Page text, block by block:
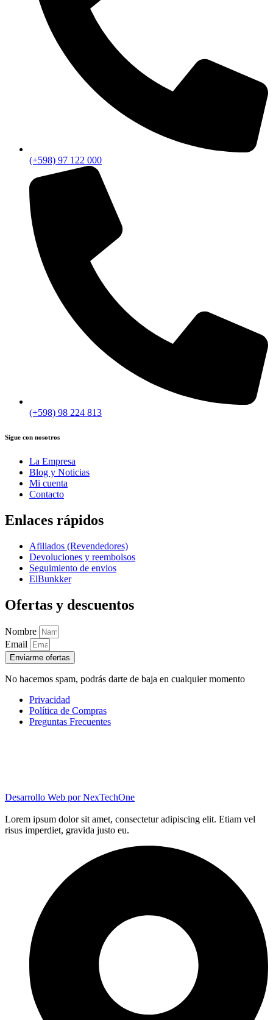
(+598) 97 122 000
(+598) 98 224 813
Sigue con nosotros
La Empresa
Blog y Noticias
Mi cuenta
Contacto
Enlaces rápidos
Afiliados (Revendedores)
Devoluciones y reembolsos
Seguimiento de envios
ElBunkker
Ofertas y descuentos
Nombre
Email
Enviarme ofertas
No hacemos spam, podrás darte de baja en cualquier momento
Privacidad
Política de Compras
Preguntas Frecuentes
Desarrollo Web porNexTechOne
Lorem ipsum dolor sit amet, consectetur adipiscing elit. Etiam vel
risus imperdiet, gravida justo eu.